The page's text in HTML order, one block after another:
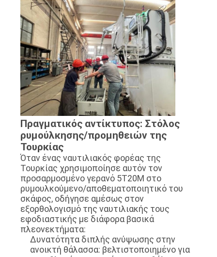
Πραγματικός αντίκτυπος: Στόλος
ρυμούλκησης/προμηθειών της
Τουρκίας
Όταν ένας ναυτιλιακός φορέας της
Τουρκίας χρησιμοποίησε αυτόν τον
προσαρμοσμένο γερανό 5T20M στο
ρυμουλκούμενο/αποθεματοποιητικό του
σκάφος, οδήγησε αμέσως στον
εξορθολογισμό της ναυτιλιακής τους
εφοδιαστικής με διάφορα βασικά
πλεονεκτήματα:
Δυνατότητα διπλής ανύψωσης στην
ανοικτή θάλασσα: βελτιστοποιημένο για